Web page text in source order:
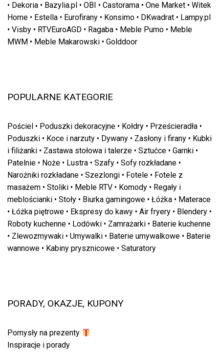
• Dekoria • Bazylia.pl • OBI • Castorama • One Market • Witek
Home • Estella • Eurofirany • Konsimo • DKwadrat • Lampy.pl
• Visby • RTVEuroAGD • Ragaba • Meble Pumo • Meble
MWM • Meble Makarowski • Golddoor
POPULARNE KATEGORIE
Pościel • Poduszki dekoracyjne • Kołdry • Prześcieradła •
Poduszki • Koce i narzuty • Dywany • Zasłony i firany • Kubki
i filiżanki • Zastawa stołowa i talerze • Sztućce • Garnki •
Patelnie • Noże • Lustra • Szafy • Sofy rozkładane •
Narożniki rozkładane • Szezlongi • Fotele • Fotele z
masażem • Stoliki • Meble RTV • Komody • Regały i
meblościanki • Stoły • Biurka gamingowe • Łóżka • Materace
• Łóżka piętrowe • Ekspresy do kawy • Air fryery • Blendery •
Roboty kuchenne • Lodówki • Zamrażarki • Baterie kuchenne
• Zlewozmywaki • Umywalki • Baterie umywalkowe • Baterie
wannowe • Kabiny prysznicowe • Saturatory
PORADY, OKAZJE, KUPONY
Pomysły na prezenty
Inspiracje i porady